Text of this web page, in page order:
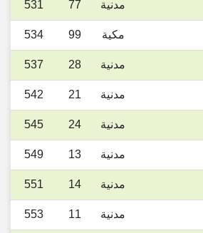
مدنية 77
531
مكية 99
534
مدنية 28
537
مدنية 21
542
مدنية 24
545
مدنية 13
549
مدنية 14
551
مدنية 11
553